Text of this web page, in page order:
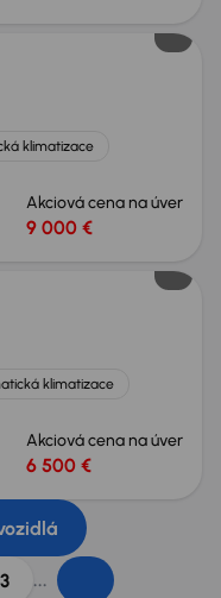
klimatizace
Akciová cena na úver
9 000 €
klimatizace
Akciová cena na úver
6 500 €
3 ...